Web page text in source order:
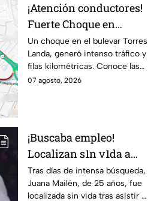
¡Atención conductores!
Fuerte Choque en
Torres Landa provoca
filas kilométricas a esta
altura
Un choque en el bulevar Torres
Landa, generó intenso tráfico y
filas kilométricas. Conoce las
vías alternas.
07 agosto, 2026
¡Buscaba empleo!
Localizan s1n v1da a
joven de 25 años que
acudió a entrevista de
Tras días de intensa búsqueda,
Juana Mailén, de 25 años, fue
localizada sin vida tras asistir a